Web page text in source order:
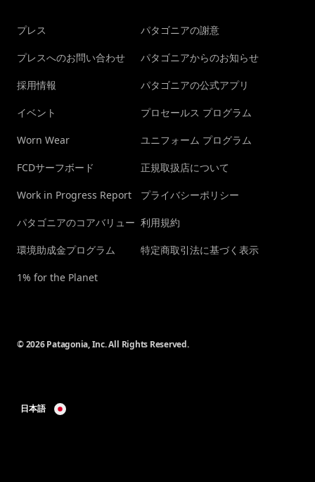
プレス
プレスへのお問い合わせ
採用情報
イベント
Worn Wear
FCDサーフボード
Work in Progress Report
パタゴニアのコアバリュー
環境助成金プログラム
1% for the Planet
パタゴニアの謝意
パタゴニアからのお知らせ
パタゴニアの公式アプリ
プロセールス プログラム
ユニフォーム プログラム
正規取扱店について
プライバシーポリシー
利用規約
特定商取引法に基づく表示
© 2026 Patagonia, Inc. All Rights Reserved.
日本語